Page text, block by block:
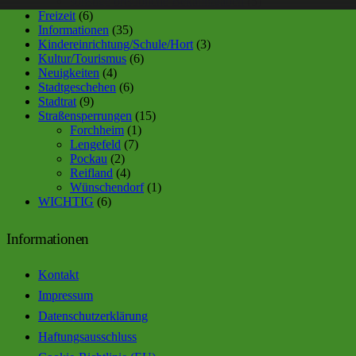
Freizeit (6)
Informationen (35)
Kindereinrichtung/Schule/Hort (3)
Kultur/Tourismus (6)
Neuigkeiten (4)
Stadtgeschehen (6)
Stadtrat (9)
Straßensperrungen (15)
Forchheim (1)
Lengefeld (7)
Pockau (2)
Reifland (4)
Wünschendorf(1)
WICHTIG (6)
Informationen
Kontakt
Impressum
Datenschutzerklärung
Haftungsausschluss